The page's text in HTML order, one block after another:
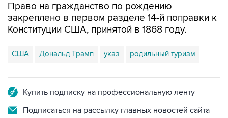
Право на гражданство по рождению
закреплено в первом разделе 14-й поправки к
Конституции США, принятой в 1868 году.
США Дональд Трамп указ родильный туризм
Купить подписку на профессиональную ленту
Подписаться на рассылку главных новостей сайта